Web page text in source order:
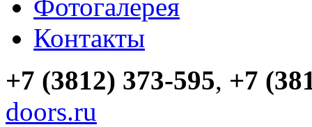
Фотогалерея
Контакты
+7 (3812) 373-595, +7
doors.ru